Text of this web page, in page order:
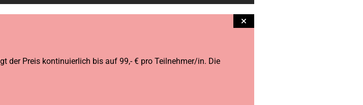
der Preis kontinuierlich bis auf 99,- € pro Teilnehmer/in. Die